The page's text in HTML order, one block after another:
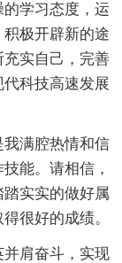
学习态度，运
极开辟新的途
实自己，完善
科技高速发展
满腔热情和信
能。请相信，
实实的做好属
很好的成绩。
肩奋斗，实现